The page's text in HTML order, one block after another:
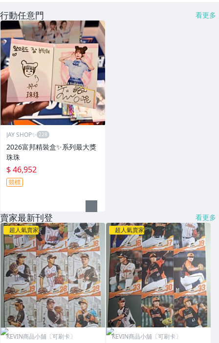
行動任意門 看更多
JAY SHOP✨
2026富邦精裝盒✨系列最大獎
珠珠
$ 46,952
競標
賣家最新刊登 看更多
超人氣賣家
KEVIN商品小舖〔可刷卡〕
超人氣賣家
KEVIN商品小舖〔可刷卡〕